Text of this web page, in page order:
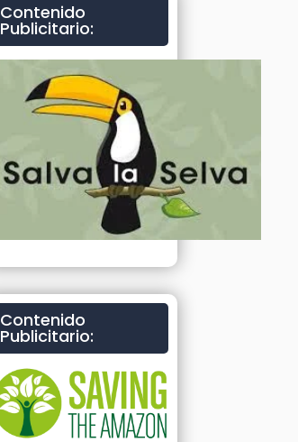
Contenido
Publicitario:
Contenido
Publicitario: